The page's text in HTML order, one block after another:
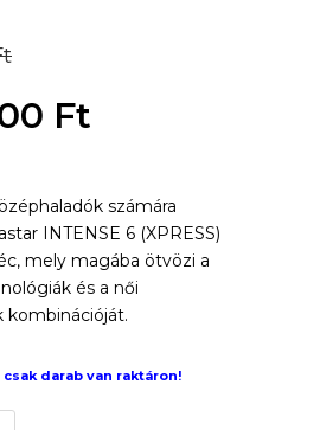
price
129
000 Ft.
Ft
számára
INTENSE 6 (XPRESS)
mely magába ötvözi a
és a női
kombinációját.
darab van raktáron!